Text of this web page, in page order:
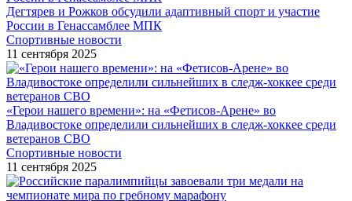
Дегтярев и Рожков обсудили адаптивный спорт и участие
России в Генассамблее МПК
Спортивные новости
11 сентября 2025
«Герои нашего времени»: на «Фетисов-Арене» во
Владивостоке определили сильнейших в следж-хоккее среди
ветеранов СВО
Спортивные новости
11 сентября 2025